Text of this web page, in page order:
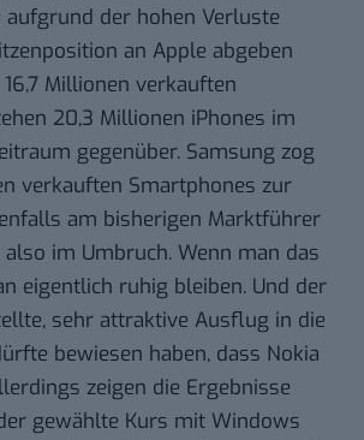
aufgrund der hohen Verluste
an Apple abgeben
Millionen verkauften
20,3 Millionen iPhones im
gegenüber. Samsung zog
verkauften Smartphones zur
am bisherigen Marktführer
im Umbruch. Wenn man das
eigentlich ruhig bleiben. Und der
sehr attraktive Ausflug in die
bewiesen haben, dass Nokia
zeigen die Ergebnisse
gewählte Kurs mit Windows